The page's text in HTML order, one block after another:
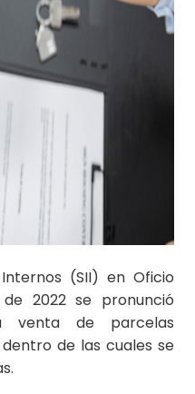
(SII) en Oficio
2022 se pronunció
de parcelas
de las cuales se